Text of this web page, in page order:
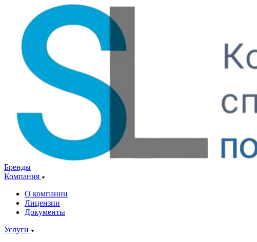
Бренды
Компания
О компании
Лицензии
Документы
Услуги